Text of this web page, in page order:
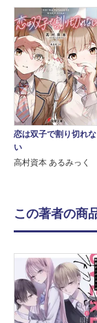
恋は双子で割り切れな
い
高村資本 あるみっく
この著者の商